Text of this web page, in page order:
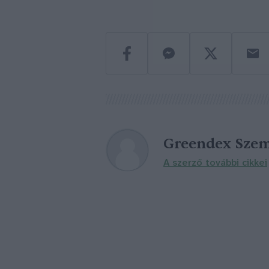
Greendex
A szerző további cikkei